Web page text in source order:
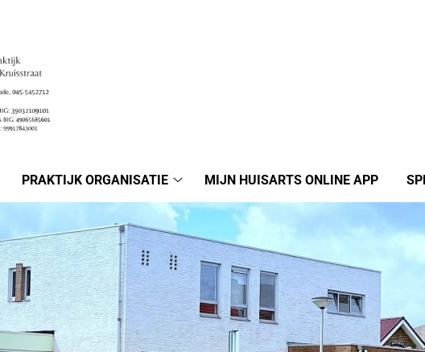
PRAKTIJK ORGANISATIE
organisatie
submenu
MIJN HUISARTS ONLINE APP